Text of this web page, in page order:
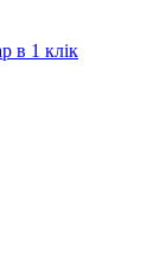
в 1 клік